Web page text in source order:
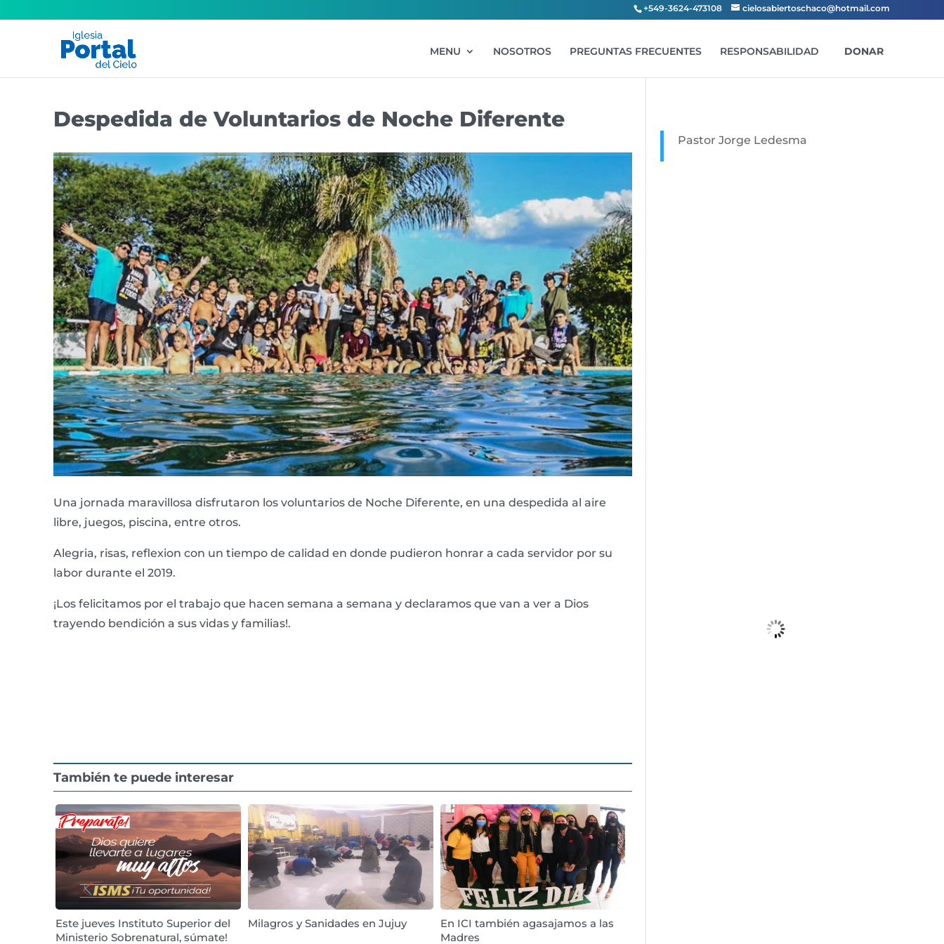
+549-3624-473108 cielosabiertoschaco@hotmail.com
MENU NOSOTROS PREGUNTAS FRECUENTES RESPONSABILIDAD DONAR
Despedida de Voluntarios de Noche Diferente
Una jornada maravillosa disfrutaron los voluntarios de Noche Diferente, en una despedida al aire
libre, juegos, piscina, entre otros.
Alegria, risas, reflexion con un tiempo de calidad en donde pudieron honrar a cada servidor por su
labor durante el 2019.
¡Los felicitamos por el trabajo que hacen semana a semana y declaramos que van a ver a Dios
trayendo bendición a sus vidas y familias!.
También te puede interesar
Este jueves Instituto Superior del
Ministerio Sobrenatural, súmate!
Milagros y Sanidades en Jujuy
En ICI también agasajamos a las
Madres
Pastor Jorge Ledesma